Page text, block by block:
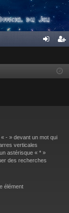
cri
- » devant un mot qui
verticales
astérisque « * »
des recherches
élément